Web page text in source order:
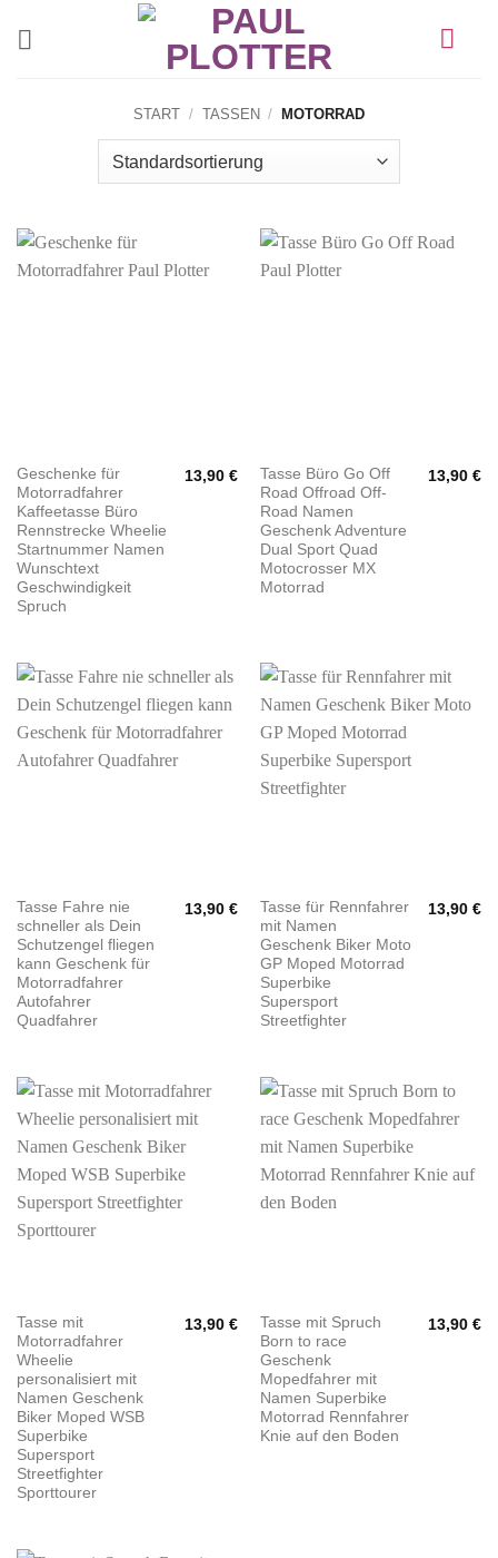
START / TASSEN / MOTORRAD
Geschenke für
Motorradfahrer
Kaffeetasse Büro
Rennstrecke Wheelie
Startnummer Namen
Wunschtext
Geschwindigkeit
Spruch
13,90€
Tasse Büro Go Off
Road Offroad Off-
Road Namen
Geschenk Adventure
Dual Sport Quad
Motocrosser MX
Motorrad
13,90€
Tasse Fahre nie
schneller als Dein
Schutzengel fliegen
kann Geschenk für
Motorradfahrer
Autofahrer
Quadfahrer
13,90€
Tasse für Rennfahrer
mit Namen
Geschenk Biker Moto
GP Moped Motorrad
Superbike
Supersport
Streetfighter
13,90€
Tasse mit
Motorradfahrer
Wheelie
personalisiert mit
Namen Geschenk
Biker Moped WSB
Superbike
Supersport
Streetfighter
Sporttourer
13,90€
Tasse mit Spruch
Born to race
Geschenk
Mopedfahrer mit
Namen Superbike
Motorrad Rennfahrer
Knie auf den Boden
13,90€